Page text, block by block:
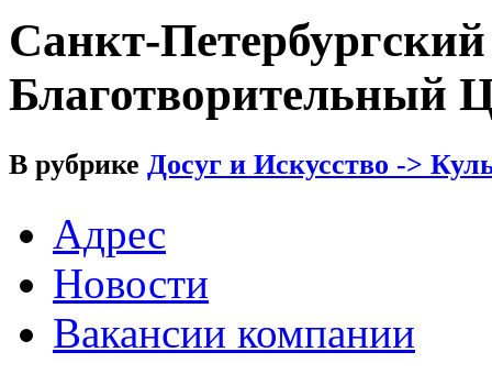
Санкт-
Благотворительный
В рубрике Досуг и Искусство ->
Адрес
Новости
Вакансии компании